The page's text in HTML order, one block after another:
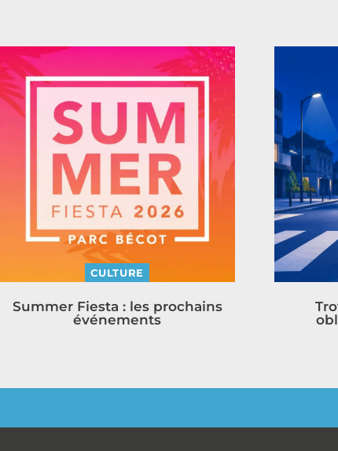
CULTURE
Summer Fiesta : les prochains
événements